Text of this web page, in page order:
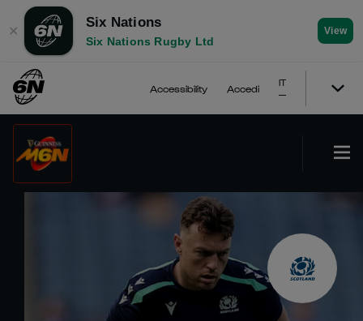
✕
Six Nations
Six Nations Rugby Ltd
View
Accessibility Accedi
IT